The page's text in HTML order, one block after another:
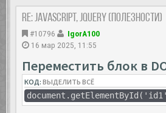
Re: JavaScript, Jquery (полезности)
#10796
IgorA100
16 мар 2025, 11:55
Переместить блок в
КОД:ВЫДЕЛИТЬ ВСЁ